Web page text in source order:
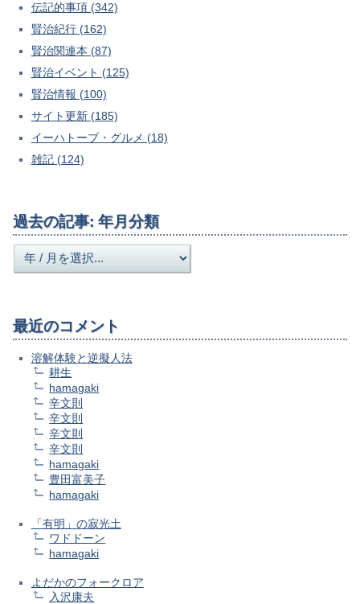
伝記的事項 (342)
賢治紀行 (162)
賢治関連本 (87)
賢治イベント (125)
賢治情報 (100)
サイト更新 (185)
イーハトーブ・グルメ (18)
雑記 (124)
過去の記事: 年月分類
最近のコメント
溶解体験と逆擬人法
耕生
hamagaki
辛文則
辛文則
辛文則
辛文則
hamagaki
豊田富美子
hamagaki
「有明」の寂光土
ワドドーン
hamagaki
よだかのフォークロア
入沢康夫